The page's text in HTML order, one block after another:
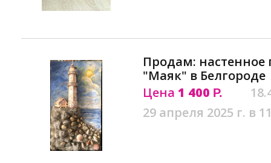
Продам: настенное
"Маяк" в Белгороде
Цена 1 400 Р.
29 апреля 2025 г. в